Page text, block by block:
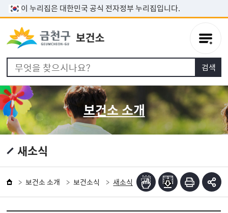
본문 바로가기
이 누리집은 대한민국 공식 전자정부 누리집입니다.
보건소 소개
새소식
보건소 소개 보건소식 새소식